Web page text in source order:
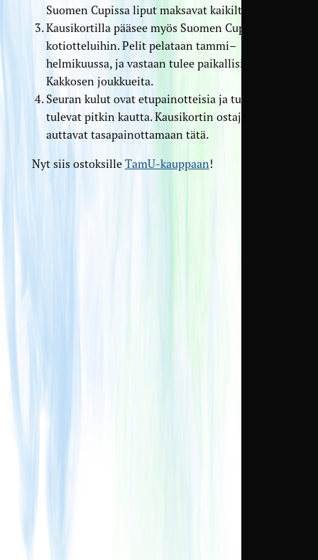
Suomen Cupissa liput maksavat kaikilta 5 €.
Kausikortilla pääsee myös Suomen Cupin
kotiotteluihin. Pelit pelataan tammi–
helmikuussa, ja vastaan tulee paikallisia
Kakkosen joukkueita.
Seuran kulut ovat etupainotteisia ja tulot
tulevat pitkin kautta. Kausikortin ostajat
auttavat tasapainottamaan tätä.
Nyt siis ostoksille TamU-kauppaan!